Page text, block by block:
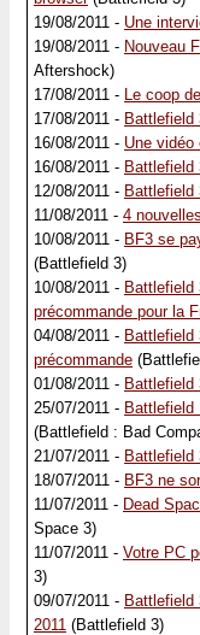
19/08/2011 - Une
19/08/2011 - Nouveau
Aftershock)
17/08/2011 - Le coop
17/08/2011 - Battlefield
16/08/2011 - Une
16/08/2011 - Battlefield
12/08/2011 - Battlefield
11/08/2011 - 4
10/08/2011 - BF3 se
(Battlefield 3)
10/08/2011 - Battlefield
précommande pour la
04/08/2011 - Battlefield
précommande
01/08/2011 - Battlefield
25/07/2011 - Battlefield
(Battlefield : Bad
21/07/2011 - Battlefield
18/07/2011 - BF3 ne
11/07/2011 - Dead
Space 3)
11/07/2011 - Votre PC
3)
09/07/2011 - Battlefield
2011 (Battlefield 3)